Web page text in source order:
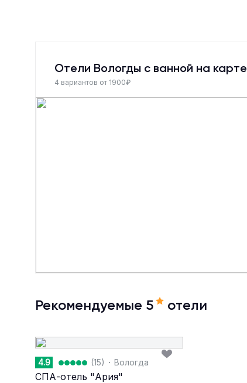
Отели Вологды с ванной на карте
4 вариантов от 1900₽
Рекомендуемые 5 отели
4.9 (15) · Вологда
СПА-отель "Ария"